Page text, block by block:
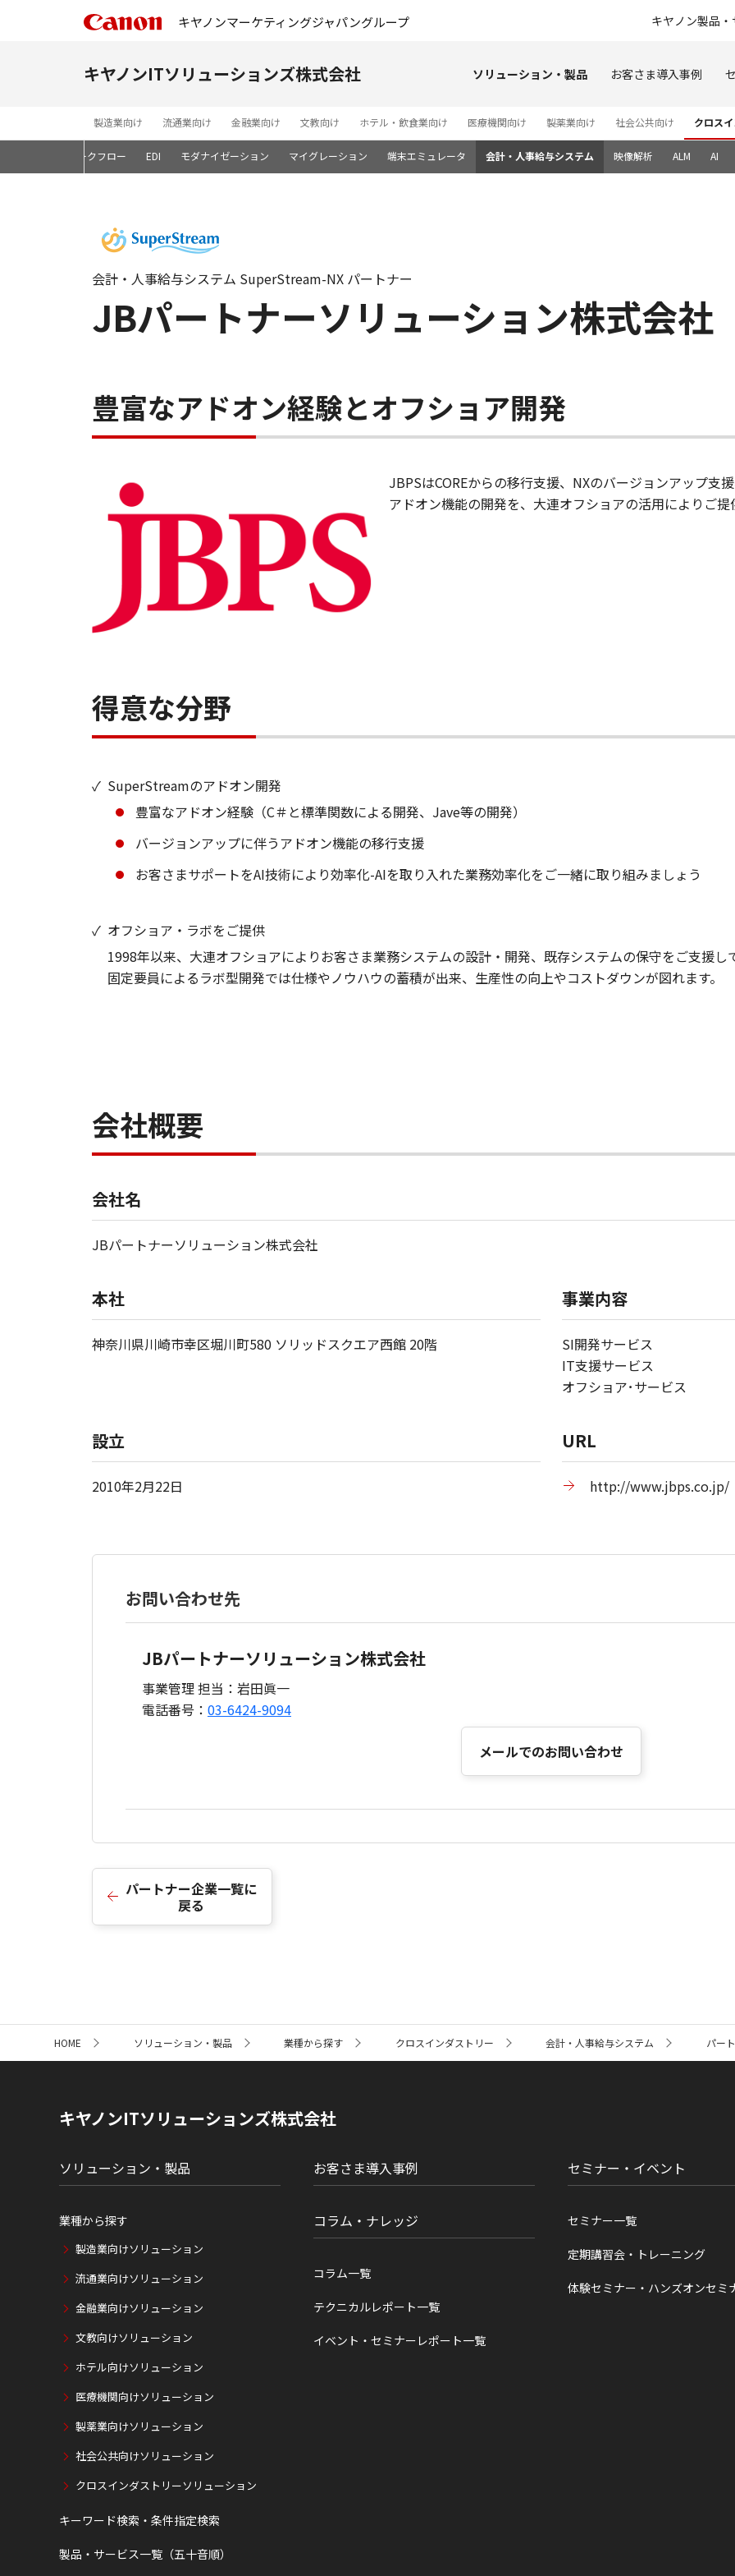
キヤノンマーケティングジャパングループ キヤノン製品
キヤノンITソリューションズ株式会社 ソリューション・製品 お客さま導入事例
製造業向け 流通業向け 金融業向け 文教向け ホテル・飲食業向け 医療機関向け 製薬業向け 社会公共向け クロス
ワークフロー EDI モダナイゼーション マイグレーション 端末エミュレータ 会計・人事給与システム 映像解析 ALM AI
JBパートナーソリューション株式会社
会計・人事給与システム SuperStream-NX パートナー
豊富なアドオン経験とオフショア開発
JBPSはCOREからの移行支援、NXのバージョンアップ支援
アドオン機能の開発を、大連オフショアの活用によりご提
得意な分野
✓ SuperStreamのアドオン開発
豊富なアドオン経験（C＃と標準関数による開発、Jave等の開発）
バージョンアップに伴うアドオン機能の移行支援
お客さまサポートをAI技術により効率化-AIを取り入れた業務効率化をご一緒に取り組みましょう
✓ オフショア・ラボをご提供
1998年以来、大連オフショアによりお客さま業務システムの設計・開発、既存システムの保守をご支援し
固定要員によるラボ型開発では仕様やノウハウの蓄積が出来、生産性の向上やコストダウンが図れます。
会社概要
会社名
JBパートナーソリューション株式会社
本社
神奈川県川崎市幸区堀川町580 ソリッドスクエア西館 20階
事業内容
SI開発サービス
IT支援サービス
オフショア･サービス
設立
2010年2月22日
URL
http://www.jbps.co.jp/
お問い合わせ先
JBパートナーソリューション株式会社
事業管理 担当：岩田眞一
電話番号： 03-6424-9094
メールでのお問い合わせ
パートナー企業一覧に
戻る
ト
HOME ソリューション・製品 業種から探す クロスインダストリー 会計・人事給与システム パー
キヤノンITソリューションズ株式会社
ソリューション・製品
業種から探す
製造業向けソリューション
流通業向けソリューション
金融業向けソリューション
文教向けソリューション
ホテル向けソリューション
医療機関向けソリューション
製薬業向けソリューション
社会公共向けソリューション
クロスインダストリーソリューション
キーワード検索・条件指定検索
製品・サービス一覧（五十音順）
お客さま導入事例
コラム・ナレッジ
コラム一覧
テクニカルレポート一覧
イベント・セミナーレポート一覧
セミナー・イベント
セミナー一覧
定期講習会・トレーニング
体験セミナー・ハンズオンセミ